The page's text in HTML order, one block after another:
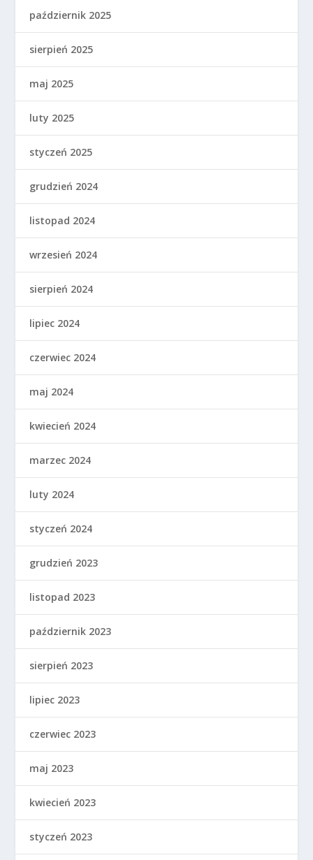
październik 2025
sierpień 2025
maj 2025
luty 2025
styczeń 2025
grudzień 2024
listopad 2024
wrzesień 2024
sierpień 2024
lipiec 2024
czerwiec 2024
maj 2024
kwiecień 2024
marzec 2024
luty 2024
styczeń 2024
grudzień 2023
listopad 2023
październik 2023
sierpień 2023
lipiec 2023
czerwiec 2023
maj 2023
kwiecień 2023
styczeń 2023